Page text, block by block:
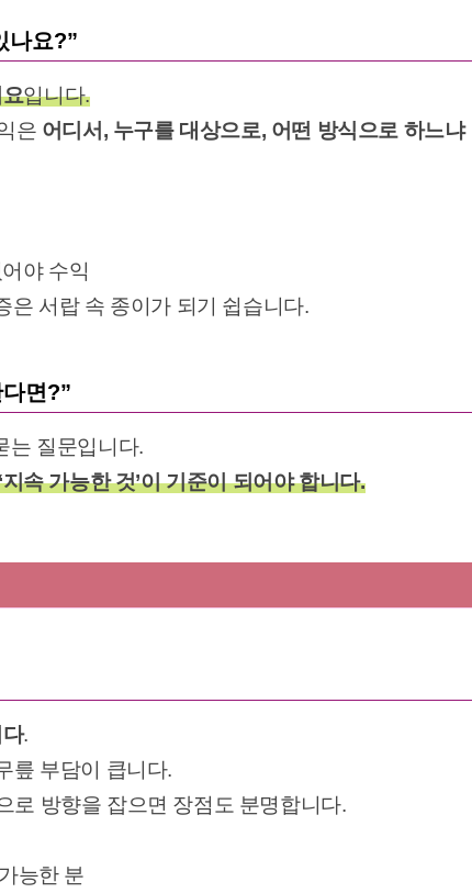
나요?”
입니다.
은 어디서, 누구를 대상으로, 어떤 방식으로 하느냐
야 수익
은 서랍 속 종이가 되기 쉽습니다.
면?”
는 질문입니다.
지속 가능한 것’이 기준이 되어야 합니다.
.
릎 부담이 큽니다.
로 방향을 잡으면 장점도 분명합니다.
능한 분